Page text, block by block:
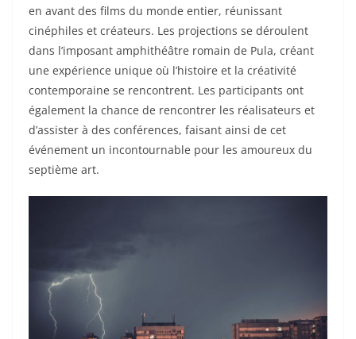
en avant des films du monde entier, réunissant
cinéphiles et créateurs. Les projections se déroulent
dans l’imposant amphithéâtre romain de Pula, créant
une expérience unique où l’histoire et la créativité
contemporaine se rencontrent. Les participants ont
également la chance de rencontrer les réalisateurs et
d’assister à des conférences, faisant ainsi de cet
événement un incontournable pour les amoureux du
septième art.